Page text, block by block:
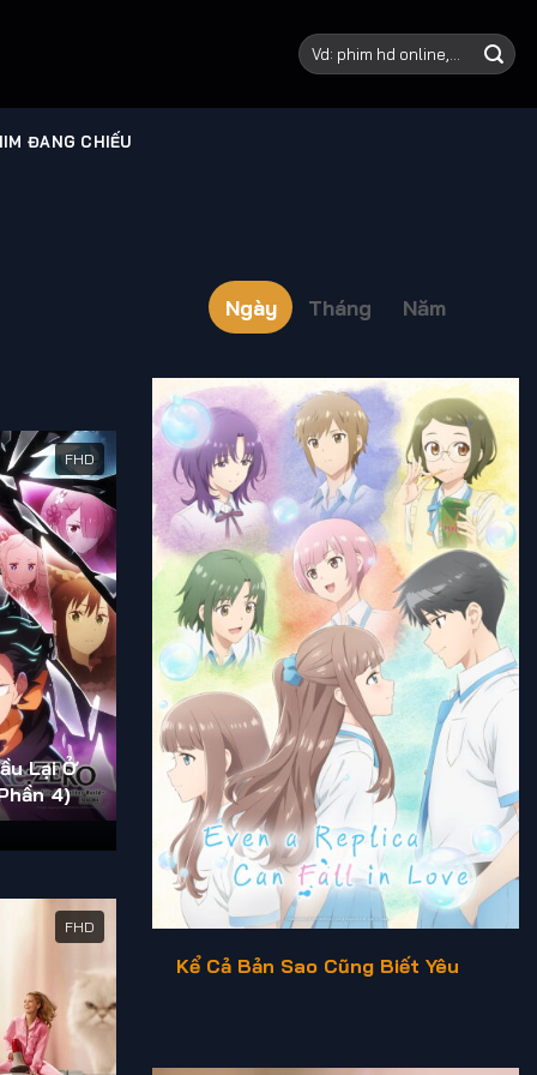
ĐANG CHIẾU
FHD
Lại Ở
4)
FHD
Ngày Tháng Năm
Kể Cả Bản Sao Cũng Biết Yêu